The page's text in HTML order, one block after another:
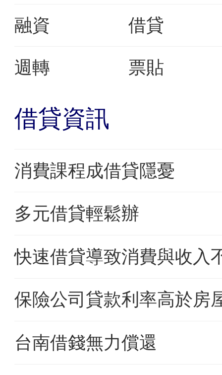
融資 借貸
週轉 票貼
借貸資訊
消費課程成借貸隱憂
多元借貸輕鬆辦
快速借貸導致消費與收入
保險公司貸款利率高於房
台南借錢無力償還